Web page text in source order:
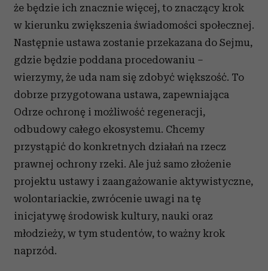
że będzie ich znacznie więcej, to znaczący krok
w kierunku zwiększenia świadomości społecznej.
Następnie ustawa zostanie przekazana do Sejmu,
gdzie będzie poddana procedowaniu –
wierzymy, że uda nam się zdobyć większość. To
dobrze przygotowana ustawa, zapewniająca
Odrze ochronę i możliwość regeneracji,
odbudowy całego ekosystemu. Chcemy
przystąpić do konkretnych działań na rzecz
prawnej ochrony rzeki. Ale już samo złożenie
projektu ustawy i zaangażowanie aktywistyczne,
wolontariackie, zwrócenie uwagi na tę
inicjatywę środowisk kultury, nauki oraz
młodzieży, w tym studentów, to ważny krok
naprzód.